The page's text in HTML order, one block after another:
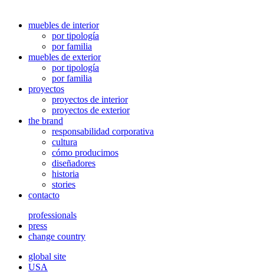
muebles de interior
por tipología
por familia
muebles de exterior
por tipología
por familia
proyectos
proyectos de interior
proyectos de exterior
the brand
responsabilidad corporativa
cultura
cómo producimos
diseñadores
historia
stories
contacto
professionals
press
change country
global site
USA